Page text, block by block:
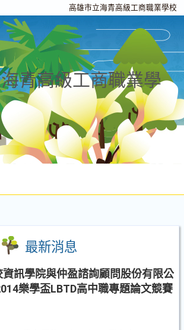
高雄市立海青高級工商職業學校
青高級工商職業學
最新消息
資訊學院與仲盈諮詢顧問股份有限公
樂學盃LBTD高中職專題論文競賽